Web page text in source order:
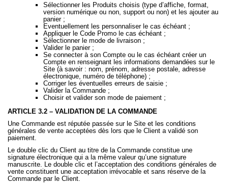
Sélectionner les Produits choisis (type d’affiche, format,
version numérique ou non, support ou non) et les ajouter au
panier ;
Eventuellement les personnaliser le cas échéant ;
Appliquer le Code Promo le cas échéant ;
Sélectionner le mode de livraison ;
Valider le panier ;
Se connecter à son Compte ou le cas échéant créer un
Compte en renseignant les informations demandées sur le
Site (à savoir : nom, prénom, adresse postale, adresse
électronique, numéro de téléphone) ;
Corriger les éventuelles erreurs de saisie ;
Valider la Commande ;
Choisir et valider son mode de paiement ;
ARTICLE 3.2 – VALIDATION DE LA COMMANDE
Une Commande est réputée passée sur le Site et les conditions
générales de vente acceptées dès lors que le Client a validé son
paiement.
Le double clic du Client au titre de la Commande constitue une
signature électronique qui a la même valeur qu’une signature
manuscrite. Le double clic et l’acceptation des conditions générales de
vente constituent une acceptation irrévocable et sans réserve de la
Commande par le Client.